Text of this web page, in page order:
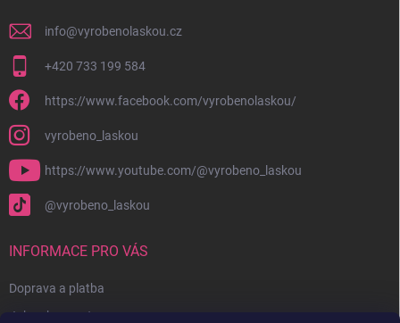
info@vyrobenolaskou.cz
+420 733 199 584
https://www.facebook.com/vyrobenolaskou/
vyrobeno_laskou
https://www.youtube.com/@vyrobeno_laskou
@vyrobeno_laskou
INFORMACE PRO VÁS
Doprava a platba
Jak nakupovat